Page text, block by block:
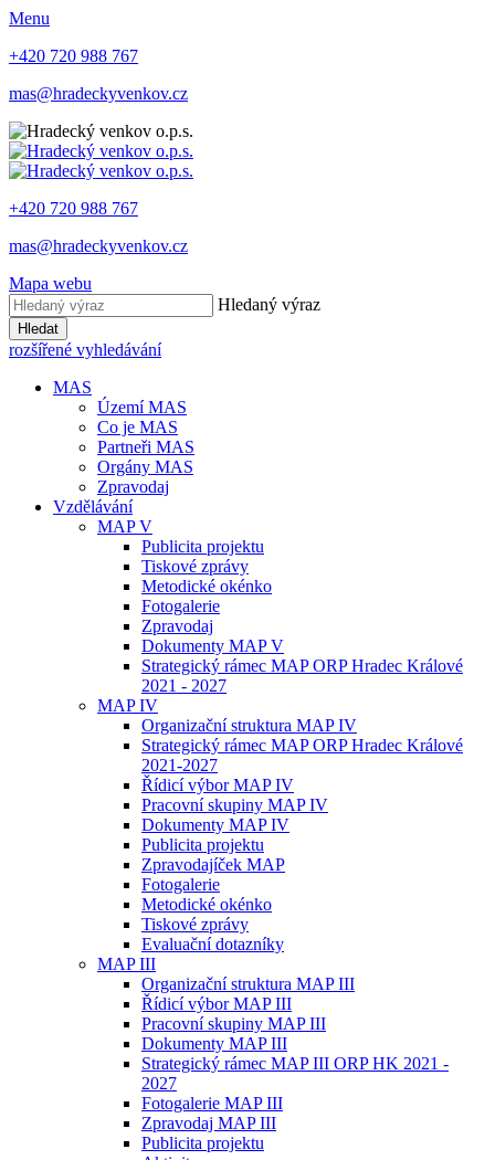
Menu
+420 720 988 767
mas@hradeckyvenkov.cz
+420 720 988 767
mas@hradeckyvenkov.cz
Mapa webu
Hledaný výraz
Hledat
rozšířené vyhledávání
MAS
Území MAS
Co je MAS
Partneři MAS
Orgány MAS
Zpravodaj
Vzdělávání
MAP V
Publicita projektu
Tiskové zprávy
Metodické okénko
Fotogalerie
Zpravodaj
Dokumenty MAP V
Strategický rámec MAP ORP Hradec Králové
2021 - 2027
MAP IV
Organizační struktura MAP IV
Strategický rámec MAP ORP Hradec Králové
2021-2027
Řídicí výbor MAP IV
Pracovní skupiny MAP IV
Dokumenty MAP IV
Publicita projektu
Zpravodajíček MAP
Fotogalerie
Metodické okénko
Tiskové zprávy
Evaluační dotazníky
MAP III
Organizační struktura MAP III
Řídicí výbor MAP III
Pracovní skupiny MAP III
Dokumenty MAP III
Strategický rámec MAP III ORP HK 2021 -
2027
Fotogalerie MAP III
Zpravodaj MAP III
Publicita projektu